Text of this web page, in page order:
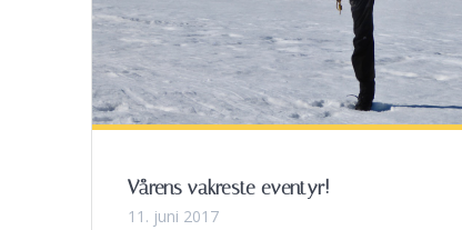
Vårens vakreste eventyr!
11. juni 2017